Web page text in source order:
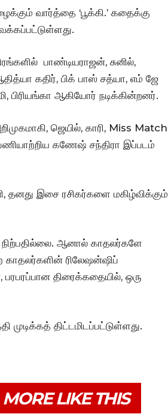
வார்த்தை ‘பூக்கி.’ கதைக்கு
பாண்டியராஜன், சுனில்,
கதிர், பிக் பாஸ் சத்யா, எம் ஜே
பிரியங்கா ஆகியோர் நடிக்கின்றனர்.
ஜெயில், காரி, Miss Match
கணேஷ் சந்திரா இப்படம்
இசை ரசிகர்களை மகிழ்விக்கும்
ஆனால் காதலர்களே
காதலர்களின் ரிலேஷன்ஷிப்
திரைக்கதையில், ஒரு
முடிக்கத் திட்டமிடப்பட்டுள்ளது.
MORE LIKE THIS